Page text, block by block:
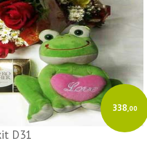
transmite à SEFAZ de forma rápida e
o GeradorX
338,00
D31